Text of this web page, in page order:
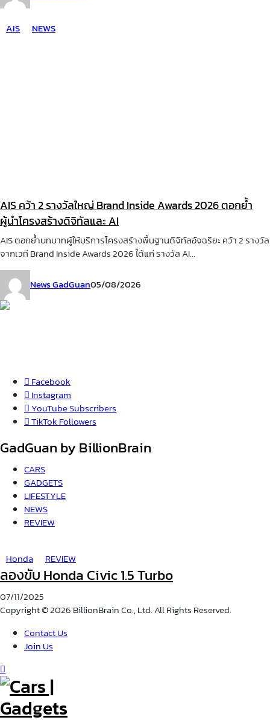
AIS NEWS
AIS คว้า 2 รางวัลใหญ่ Brand Inside Awards 2026 ตอกย้ำ
ผู้นำโครงสร้างดิจิทัลและ AI
AIS ตอกย้ำบทบาทผู้ให้บริการโครงสร้างพื้นฐานดิจิทัลอัจฉริยะ คว้า 2 รางวัล
จากเวที Brand Inside Awards 2026 ได้แก่ รางวัล AI...
News GadGuan05/08/2026
Facebook
Instagram
YouTubeSubscribers
TikTok Followers
GadGuan by BillionBrain
CARS
GADGETS
LIFESTYLE
NEWS
REVIEW
Honda REVIEW
ลองขับ Honda Civic 1.5 Turbo
07/11/2025
Copyright © 2026 BillionBrain Co., Ltd. All Rights Reserved.
Contact Us
Join Us